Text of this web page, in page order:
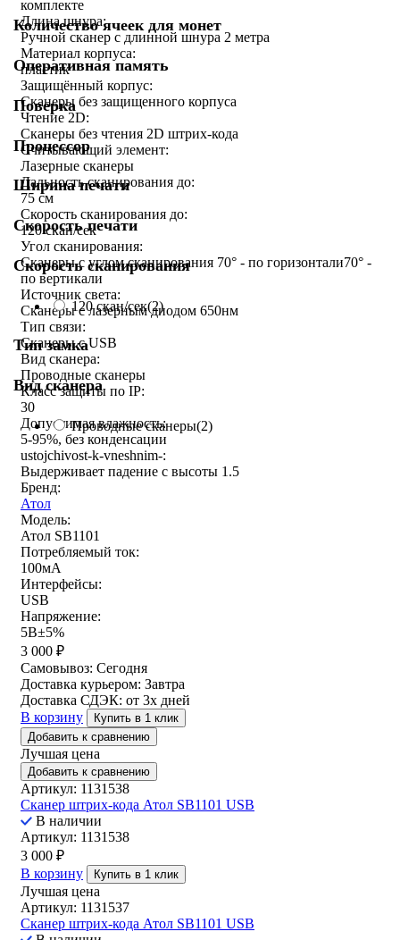
Количество ячеек для монет
Оперативная память
Поверка
Процессор
Ширина печати
Скорость печати
Скорость сканирования
120 скан/сек(2)
Тип замка
Вид сканера
Проводные сканеры(2)
комплекте
Длина шнура:
Ручной сканер с длинной шнура 2 метра
Материал корпуса:
пластик
Защищённый корпус:
Сканеры без защищенного корпуса
Чтение 2D:
Сканеры без чтения 2D штрих-кода
Считывающий элемент:
Лазерные сканеры
Дальность сканирования до:
75 см
Скорость сканирования до:
120 скан/сек
Угол сканирования:
Сканеры с углом сканирования 70° - по горизонтали70° -
по вертикали
Источник света:
Сканеры с лазерным диодом 650нм
Тип связи:
Сканеры с USB
Вид сканера:
Проводные сканеры
Класс защиты по IP:
30
Допустимая влажность:
5-95%, без конденсации
ustojchivost-k-vneshnim-:
Выдерживает падение с высоты 1.5
Бренд:
Атол
Модель:
Атол SB1101
Потребляемый ток:
100мА
Интерфейсы:
USB
Напряжение:
5В±5%
3 000 ₽
Самовывоз: Сегодня
Доставка курьером: Завтра
Доставка СДЭК: от 3х дней
В корзину
Купить в 1 клик
Добавить к сравнению
Лучшая цена
Добавить к сравнению
Артикул: 1131538
Сканер штрих-кода Атол SB1101 USB
В наличии
Артикул: 1131538
3 000 ₽
В корзину
Купить в 1 клик
Лучшая цена
Артикул: 1131537
Сканер штрих-кода Атол SB1101 USB